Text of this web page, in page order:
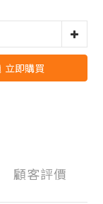
立即購買
顧客評價